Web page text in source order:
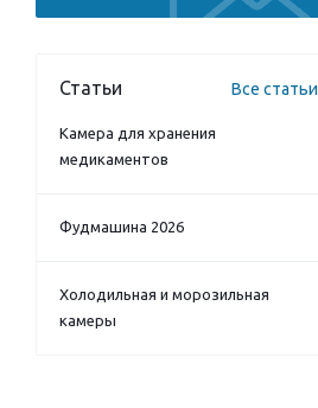
Статьи Все статьи
Камера для хранения
медикаментов
Фудмашина 2026
Холодильная и морозильная
камеры